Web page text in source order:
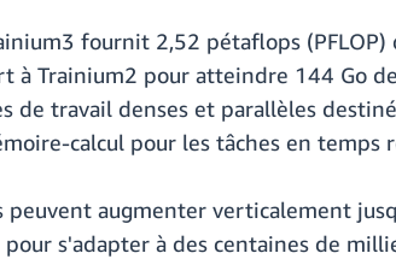
fournit 2,52 pétaflops
à Trainium2 pour atteindre 144 Go
de travail denses et parallèles
calcul pour les tâches en temps
peuvent augmenter verticalement
pour s'adapter à des centaines de